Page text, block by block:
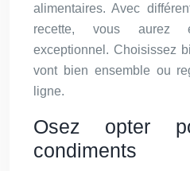
alimentaires. Avec
recette, vous aurez
exceptionnel. Choisissez
vont bien ensemble ou
ligne.
Osez opter
condiments